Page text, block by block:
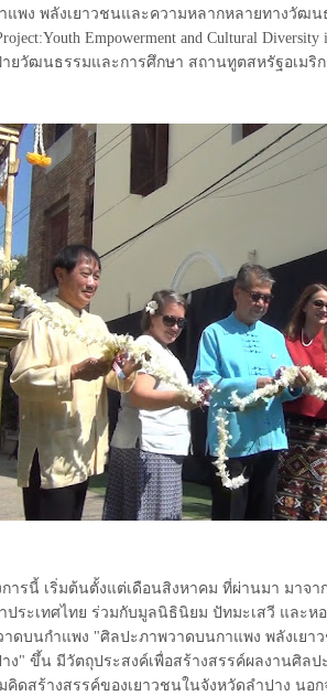
แพง พลังเยาวชนและความหลากหลายทางวัฒน
Empowerment and Cultural Diversity
ายวัฒนธรรมและการศึกษา สถานทูตสหรัฐอเมริ
ารนี้ เริ่มต้นตั้งแต่เดือนสิงหาคม ที่ผ่านมา มาจา
ประเทศไทย ร่วมกับมูลนิธินิยม ปัทมะเสวี และห
ดบนกำแพง "ศิลปะภาพวาดบนกาแพง พลังเยา
ง" ขึ้น มีวัตถุประสงค์เพื่อสร้างสรรค์ผลงานศิล
คิดสร้างสรรค์ของเยาวชนในจังหวัดลำปาง นอก